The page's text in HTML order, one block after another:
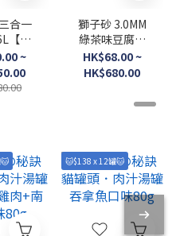
合一
【不
裝】
~
獅子砂 3.0MM
綠茶味豆腐貓
砂．18L
HK$68.00 ~
HK$680.00
🐱$138 x 12罐🐱